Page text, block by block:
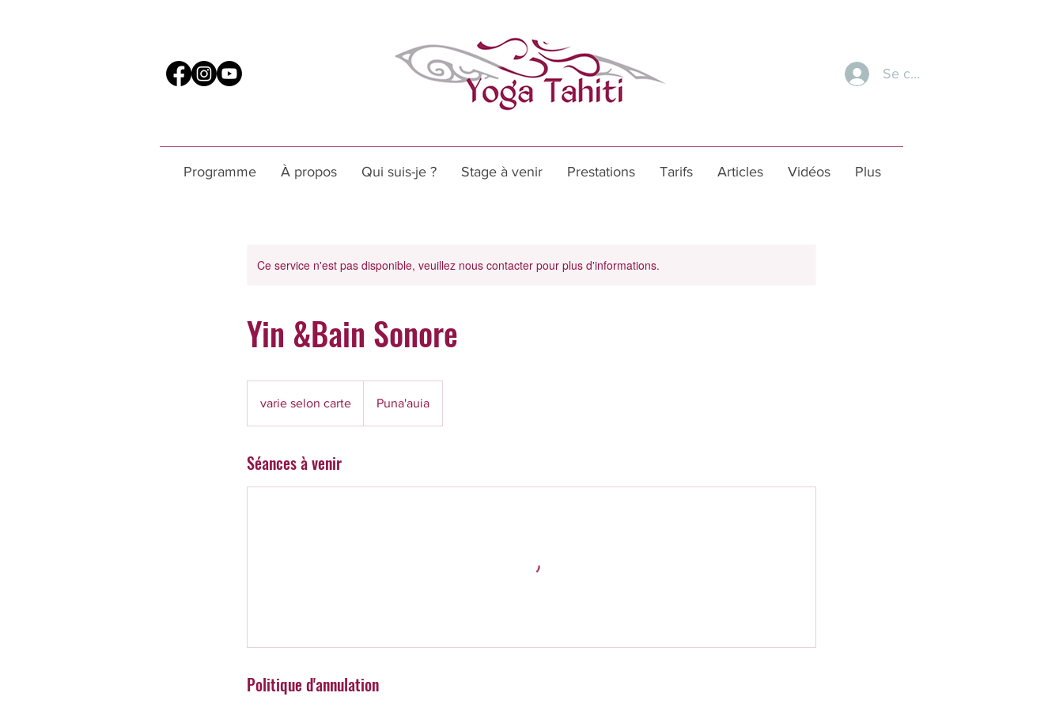
Se connecter
Programme À propos Qui suis-je ? Stage à venir Prestations Tarifs Articles Vidéos Plus
Ce service n'est pas disponible, veuillez nous contacter pour plus d'informations.
Yin &Bain Sonore
cartevarie selon carte Puna'auia
Séances à venir
Politique d'annulation